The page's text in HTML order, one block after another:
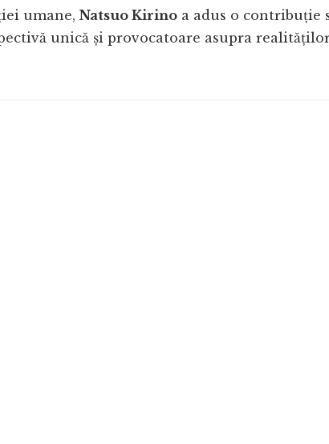
umane, Natsuo Kirino a adus o contribuție
unică și provocatoare asupra